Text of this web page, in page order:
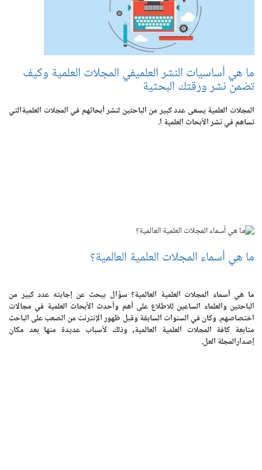
ما هي أساسيات النشر العلميفي المجلات العلمية وكيف
تضمن نشر ورقتك البحثية
المجلات العلمية يسعى عدد كبير من الباحثين لنشر أبحاثهم في المجلات العلميةالتي
تساهم في نشر الأبحاث العلمية ا.
ما هي أسماء المجلات العلمية العالمية؟
ما هي أسماء المجلات العلمية العالمية؟ سؤال يبحث عن إجابته عدد كبير من
الباحثين والعلماء الساعين للاطلاع على أهم وأحدث الأبحاث العلمية في مجالات
اختصاصهم. وكان في السنوات السابقة وقبل ظهور الإنترنت من الصعب على الباحث
متابعة كافة المجلات العلمية العالمية، وذلك لأسباب عديدة منها بعد مكان
إصدارالمجلة العل.